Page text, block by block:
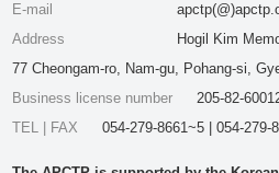
E-mail
Address
Hogil Kim
77 Cheongam-ro, Nam-gu, Pohang-si,
Business license number
205-82-
TEL | FAX
054-279-8661~5 | 054-279-